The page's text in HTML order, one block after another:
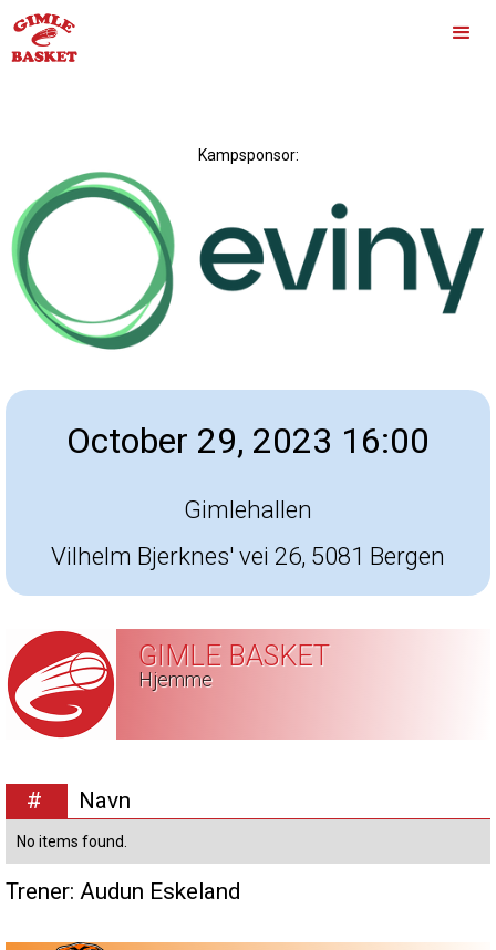
Kampsponsor:
October 29, 2023 16:00
Gimlehallen
Vilhelm Bjerknes' vei 26, 5081 Bergen
GIMLE BASKET
Hjemme
# Navn
No items found.
Trener: Audun Eskeland